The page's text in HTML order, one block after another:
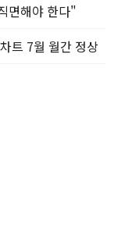
면해야 한다"
트 7월 월간 정상